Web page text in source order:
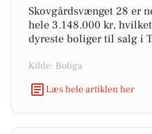
Skovgårdsvænget 28 er
hele 3.148.000 kr,
dyreste boliger til salg i
Kilde: Boliga
Læs hele artiklen her